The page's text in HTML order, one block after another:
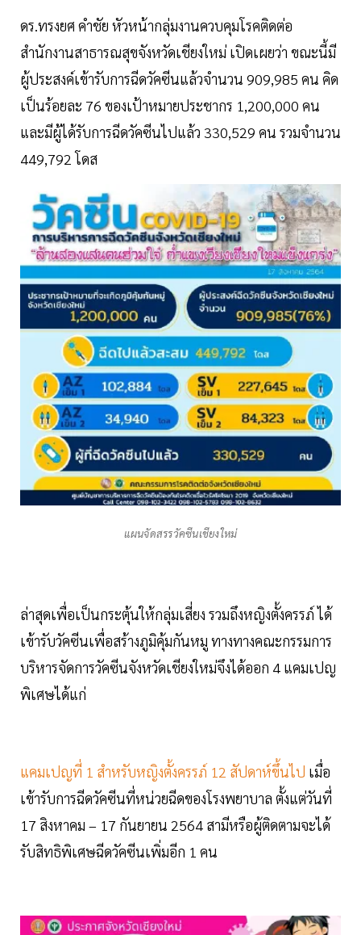
ดร.ทรงยศ คำชัย หัวหน้ากลุ่มงานควบคุมโรคติดต่อ
สำนักงานสาธารณสุขจังหวัดเชียงใหม่ เปิดเผยว่า ขณะนี้มี
ผู้ประสงค์เข้ารับการฉีดวัคซีนแล้วจำนวน 909,985 คน คิด
เป็นร้อยละ 76 ของเป้าหมายประชากร 1,200,000 คน
และมีผู้ได้รับการฉีดวัคซีนไปแล้ว 330,529 คน รวมจำนวน
449,792 โดส
แผนจัดสรรวัคซีนเชียงใหม่
ล่าสุดเพื่อเป็นกระตุ้นให้กลุ่มเสี่ยง รวมถึงหญิงตั้งครรภ์ ได้
เข้ารับวัคซีนเพื่อสร้างภูมิคุ้มกันหมู ทางทางคณะกรรมการ
บริหารจัดการวัคซีนจังหวัดเชียงใหม่จึงได้ออก 4 แคมเปญ
พิเศษได้แก่
แคมเปญที่ 1 สำหรับหญิงตั้งครรภ์ 12 สัปดาห์ขึ้นไป เมื่อ
เข้ารับการฉีดวัคซีนที่หน่วยฉีดของโรงพยาบาล ตั้งแต่วันที่
17 สิงหาคม – 17 กันยายน 2564 สามีหรือผู้ติดตามจะได้
รับสิทธิพิเศษฉีดวัคซีนเพิ่มอีก 1 คน